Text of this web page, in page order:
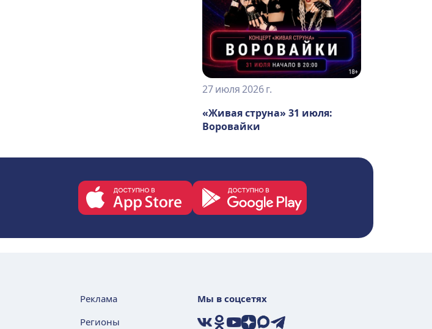
27 июля 2026 г.
«Живая струна» 31 июля:
Воровайки
Реклама
Регионы
Мы в соцсетях
VKOkYouTube
ДзенMaxTelegram